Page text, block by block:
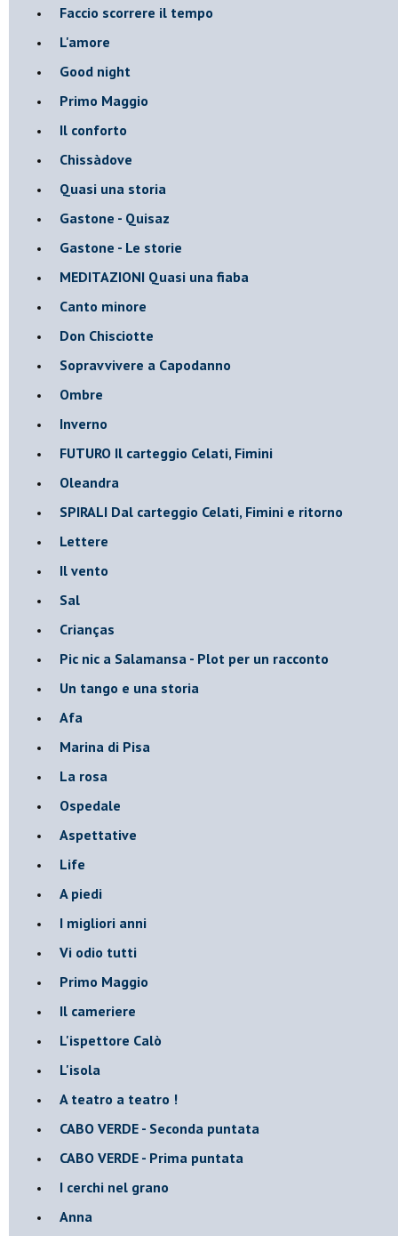
Faccio scorrere il tempo
L'amore
Good night
Primo Maggio
Il conforto
Chissàdove
Quasi una storia
Gastone - Quisaz
Gastone - Le storie
MEDITAZIONI Quasi una fiaba
Canto minore
Don Chisciotte
Sopravvivere a Capodanno
Ombre
Inverno
FUTURO Il carteggio Celati, Fimini
Oleandra
SPIRALI Dal carteggio Celati, Fimini e ritorno
Lettere
Il vento
Sal
Crianças
Pic nic a Salamansa - Plot per un racconto
Un tango e una storia
Afa
Marina di Pisa
La rosa
Ospedale
Aspettative
Life
A piedi
I migliori anni
Vi odio tutti
Primo Maggio
Il cameriere
L'ispettore Calò
L'isola
A teatro a teatro !
CABO VERDE - Seconda puntata
CABO VERDE - Prima puntata
I cerchi nel grano
Anna